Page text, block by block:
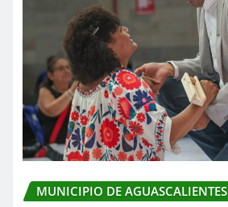
MUNICIPIO DE AGUASCALIENTES